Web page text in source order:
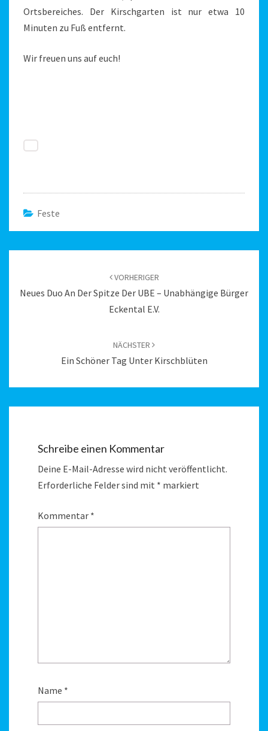
Ortsbereiches. Der Kirschgarten ist nur etwa 10
Minuten zu Fuß entfernt.
Wir freuen uns auf euch!
Feste
VORHERIGER
Neues Duo An Der Spitze Der UBE – Unabhängige Bürger
Eckental E.V.
NÄCHSTER
Ein Schöner Tag Unter Kirschblüten
Schreibe einen Kommentar
Deine E-Mail-Adresse wird nicht veröffentlicht.
Erforderliche Felder sind mit * markiert
Kommentar *
Name *